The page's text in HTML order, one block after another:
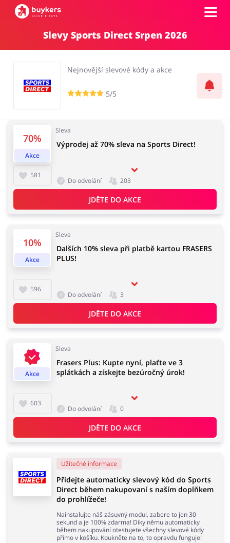
Kategorie
Šperky a hodinky
Pro děti Dům, interiér a zahrada
Dárky a gadgety Sport a hobby
Domácnost a spotřebiče Turistika a cestování
Přihlásit se
Registrovat
Slevy Sports Direct Srpen 2026
Nejnovější slevové kódy a akce
5/5
70%
Akce
Sleva
581
Výprodej až 70% sleva na Sports Direct!
Do odvolání 203
JDĚTE DO AKCE
10%
Akce
Sleva
596
Dalších 10% sleva při platbě kartou FRASERS
PLUS!
Do odvolání 3
JDĚTE DO AKCE
Akce
Sleva
603
Frasers Plus: Kupte nyní, plaťte ve 3
splátkách a získejte bezúročný úrok!
Do odvolání 0
JDĚTE DO AKCE
Užitečné informace
Přidejte automaticky slevový kód do Sports
Direct během nakupovaní s naším doplňkem
do prohlížeče!
Nainstalujte náš zásuvný modul, zabere to jen 30
sekund a je 100% zdarma! Díky němu automaticky
během nakupování otestujete všechny slevové kódy
přímo v košíku. Koukněte na to, to opravdu funguje!